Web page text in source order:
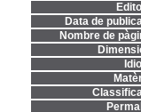
Data de
Nombre de